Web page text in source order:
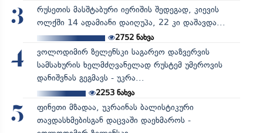
3
რუსეთის მასშტაბური იერიშის შედეგად, კიევის
ოლქში 14 ადამიანი დაიღუპა, 22 კი დაშავდა...
2752ნახვა
4
ვოლოდიმირ ზელენსკი საგარეო დაზვერვის
სამსახურის ხელმძღვანელად რუსტემ უმეროვის
დანიშვნას გეგმავს - უკრა...
2253ნახვა
5
ფინეთი მზადაა, უკრაინას ბალისტიკური
თავდასხმებისგან დაცვაში დაეხმაროს -